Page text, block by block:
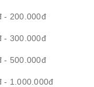
- 200.000đ
- 300.000đ
- 500.000đ
- 1.000.000đ